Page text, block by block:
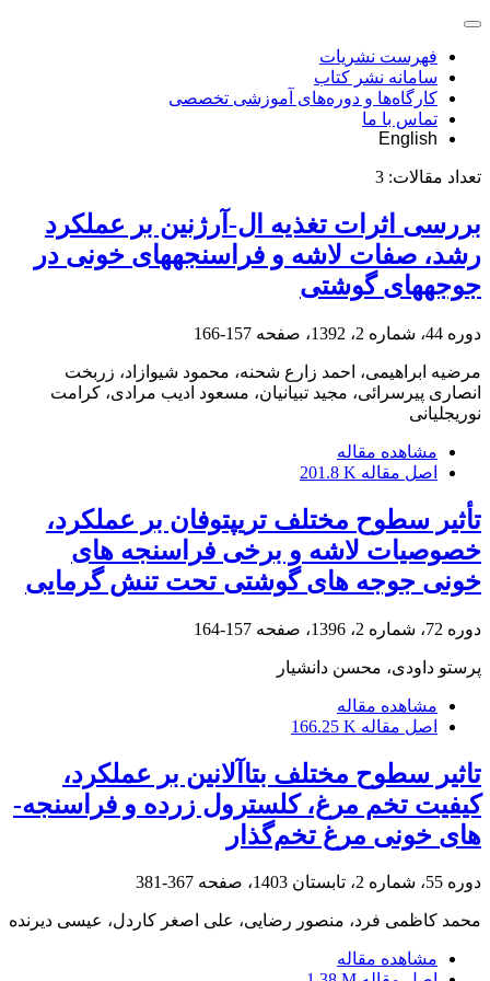
فهرست نشریات
سامانه نشر کتاب
کارگاه‌ها و دوره‌های آموزشی تخصصی
تماس با ما
English
تعداد مقالات: 3
بررسی اثرات تغذیه ال-آرژنین بر عملکرد
رشد، صفات لاشه و فراسنجههای خونی در
جوجههای گوشتی
دوره 44، شماره 2، 1392، صفحه 157-166
مرضیه ابراهیمی، احمد زارع شحنه، محمود شیوازاد، زربخت
انصاری پیرسرائی، مجید تبیانیان، مسعود ادیب مرادی، کرامت
نوریجلیانی
مشاهده مقاله
اصل مقاله 201.8 K
تأثیر سطوح مختلف تریپتوفان بر عملکرد،
خصوصیات لاشه و برخی فراسنجه های
خونی جوجه های گوشتی تحت تنش گرمایی
دوره 72، شماره 2، 1396، صفحه 157-164
پرستو داودی، محسن دانشیار
مشاهده مقاله
اصل مقاله 166.25 K
تاثیر سطوح مختلف بتاآلانین بر عملکرد،
کیفیت تخم ‌مرغ، کلسترول زرده و فراسنجه-
های خونی مرغ تخم‌گذار
دوره 55، شماره 2، تابستان 1403، صفحه 367-381
محمد کاظمی فرد، منصور رضایی، علی اصغر کاردل، عیسی دیرنده
مشاهده مقاله